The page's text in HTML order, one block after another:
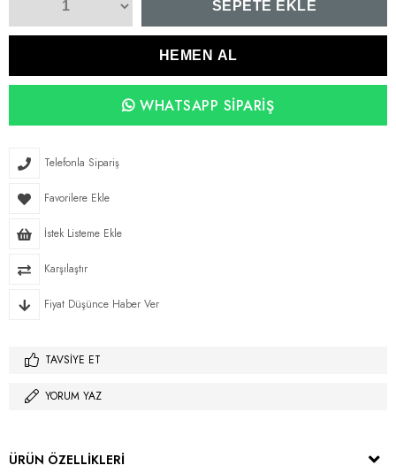
WHATSAPP SIPARIŞ
Telefonla Sipariş
Favorilere Ekle
İstek Listeme Ekle
Karşılaştır
Fiyat Düşünce Haber Ver
TAVSIYE ET
YORUM YAZ
ÜRÜN ÖZELLIKLERI